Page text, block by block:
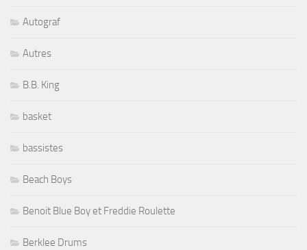
Autograf
Autres
B.B. King
basket
bassistes
Beach Boys
Benoit Blue Boy et Freddie Roulette
Berklee Drums